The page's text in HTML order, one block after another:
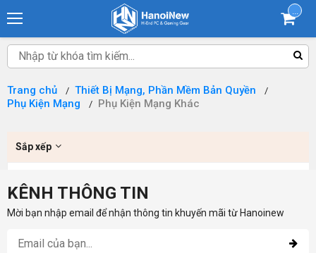
Trang chủ
Thiết Bị Mạng, Phần Mềm Bản Quyền
Phụ Kiện Mạng
Phụ Kiện Mạng Khác
Sắp xếp
KÊNH THÔNG TIN
Mời bạn nhập email để nhận thông tin khuyến mãi từ Hanoinew